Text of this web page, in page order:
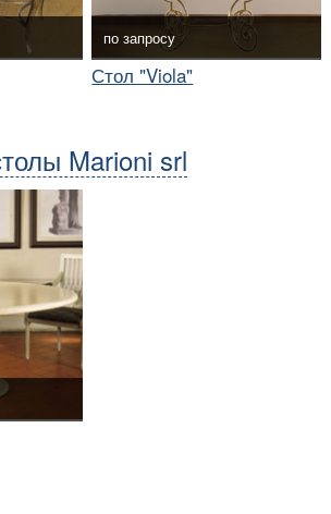
по запросу
Стол "Viola"
Marioni srl